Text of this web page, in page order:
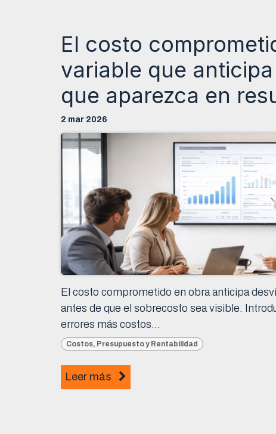
El costo
variable que
que aparezca en
2 mar 2026
El costo comprometido en obra anticipa
antes de que el sobrecosto sea visible.
errores más costos...
Costos, Presupuesto y Rentabilidad
Leer más